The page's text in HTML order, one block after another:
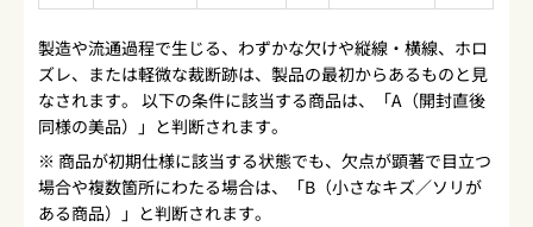
製造や流通過程で生じる、わずかな欠けや縦線・横線、ホロ
ズレ、または軽微な裁断跡は、製品の最初からあるものと見
なされます。 以下の条件に該当する商品は、「A（開封直後
同様の美品）」と判断されます。
※ 商品が初期仕様に該当する状態でも、欠点が顕著で目立つ
場合や複数箇所にわたる場合は、「B（小さなキズ／ソリが
ある商品）」と判断されます。